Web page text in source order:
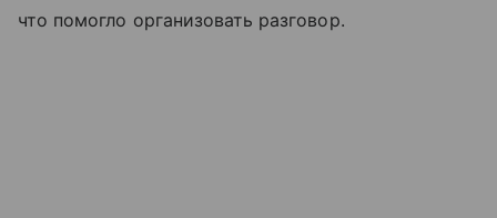
что помогло организовать разговор.